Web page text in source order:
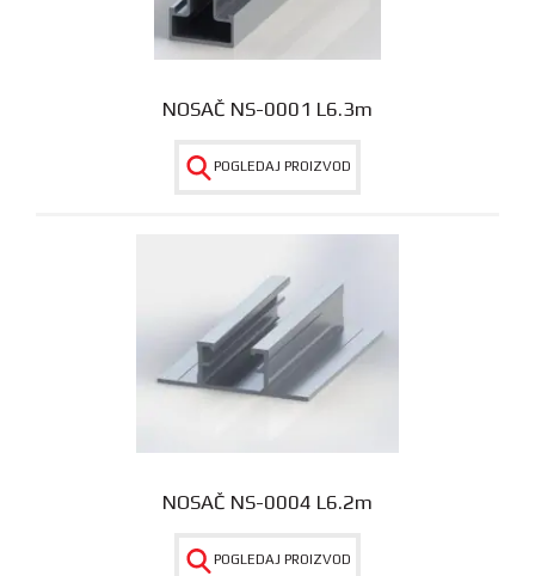
NOSAČ NS-0001 L6.3m
POGLEDAJ PROIZVOD
NOSAČ NS-0004 L6.2m
POGLEDAJ PROIZVOD